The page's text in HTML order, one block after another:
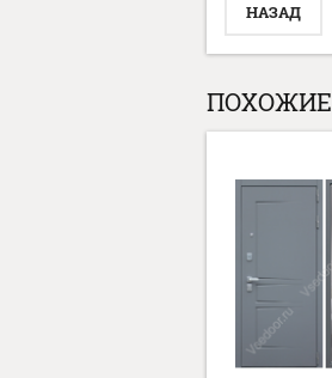
НАЗАД
ПОХОЖИЕ